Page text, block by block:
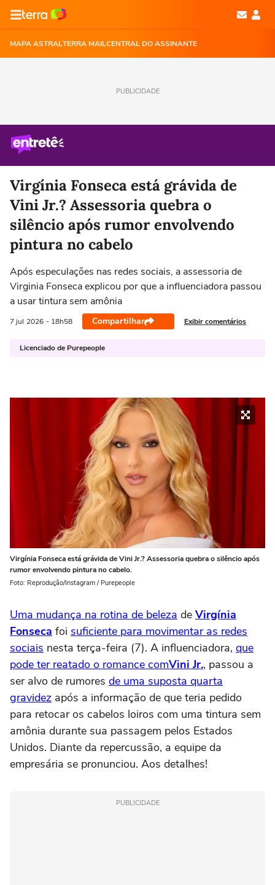
MAPA ASTRALTERRA MAILCENTRAL DO ASSINANTE
PUBLICIDADE
Virgínia Fonseca está grávida de
Vini Jr.? Assessoria quebra o
silêncio após rumor envolvendo
pintura no cabelo
Após especulações nas redes sociais, a assessoria de
Virginia Fonseca explicou por que a influenciadora passou
a usar tintura sem amônia
7 jul 2026 - 18h58 Compartilhar Exibir comentários
Licenciado de Purepeople
Virgínia Fonseca está grávida de Vini Jr.? Assessoria quebra o silêncio após
rumor envolvendo pintura no cabelo.
Foto: Reprodução/Instagram / Purepeople
Uma mudança na rotina de beleza de Virgínia
Fonseca foi suficiente para movimentar as redes
sociais nesta terça-feira (7). A influenciadora, que
pode ter reatado o romance comVini Jr., passou a
ser alvo de rumores de uma suposta quarta
gravidez após a informação de que teria pedido
para retocar os cabelos loiros com uma tintura sem
amônia durante sua passagem pelos Estados
Unidos. Diante da repercussão, a equipe da
empresária se pronunciou. Aos detalhes!
PUBLICIDADE